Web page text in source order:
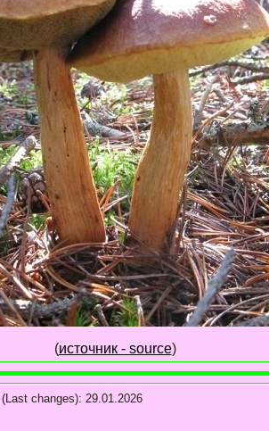
(источник - source)
changes): 29.01.2026